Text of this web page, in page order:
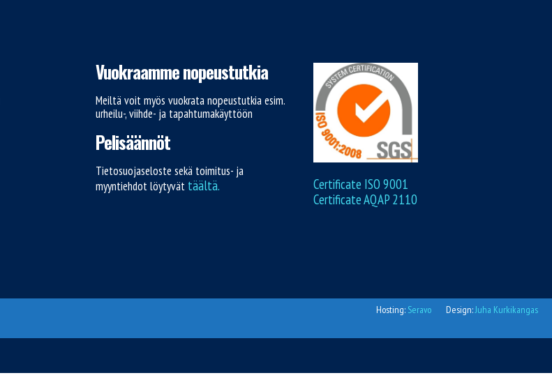
Vuokraamme nopeustutkia
Meiltä voit myös vuokrata nopeustutkia esim.
urheilu-, viihde- ja tapahtumakäyttöön
Pelisäännöt
Tietosuojaseloste sekä toimitus- ja
myyntiehdot löytyvät täältä.
Certificate ISO 9001
Certificate AQAP 2110
Hosting: Seravo Design:Juha Kurkikangas